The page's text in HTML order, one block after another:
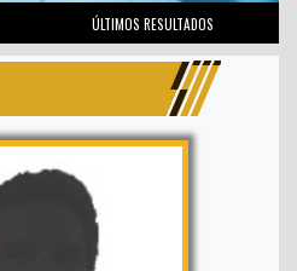
ÚLTIMOS RESULTADOS